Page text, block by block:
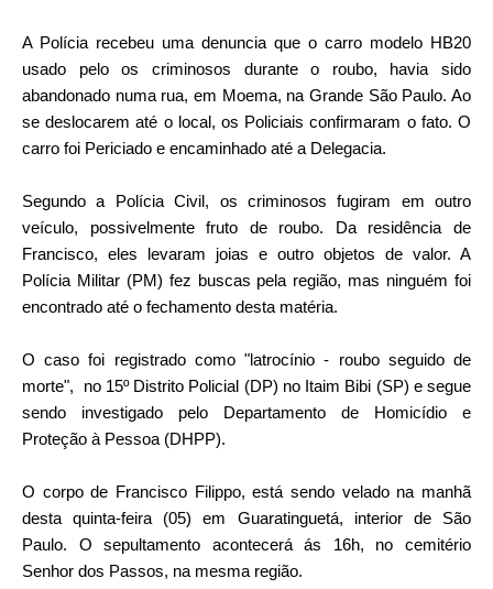
A Polícia recebeu uma denuncia que o carro modelo HB20
usado pelo os criminosos durante o roubo, havia sido
abandonado numa rua, em Moema, na Grande São Paulo. Ao
se deslocarem até o local, os Policiais confirmaram o fato. O
carro foi Periciado e encaminhado até a Delegacia.
Segundo a Polícia Civil, os criminosos fugiram em outro
veículo, possivelmente fruto de roubo. Da residência de
Francisco, eles levaram joias e outro objetos de valor. A
Polícia Militar (PM) fez buscas pela região, mas ninguém foi
encontrado até o fechamento desta matéria.
O caso foi registrado como "latrocínio - roubo seguido de
morte", no 15º Distrito Policial (DP) no Itaim Bibi (SP) e segue
sendo investigado pelo Departamento de Homicídio e
Proteção à Pessoa (DHPP).
O corpo de Francisco Filippo, está sendo velado na manhã
desta quinta-feira (05) em Guaratinguetá, interior de São
Paulo. O sepultamento acontecerá ás 16h, no cemitério
Senhor dos Passos, na mesma região.